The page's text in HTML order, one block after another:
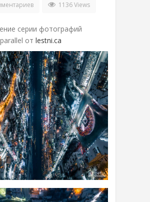
1136 Views
серии фотографий
от lestni.ca